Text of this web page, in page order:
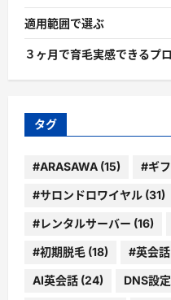
適用範囲で選ぶ
３ヶ月で育毛実感できるプ
タグ
#ARASAWA (15) #ギ
#サロンドロワイヤル (31)
#レンタルサーバー (16)
#初期脱毛 (18) #英会話
AI英会話 (24) DNS設定